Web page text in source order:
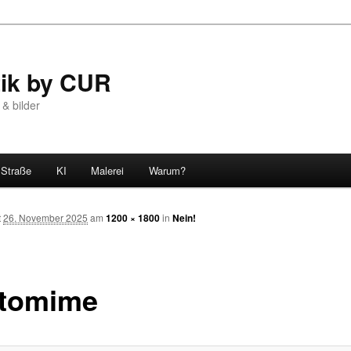
by CUR
bilder
Straße KI Malerei Warum?
26. November 2025 am1200 × 1800inNein!